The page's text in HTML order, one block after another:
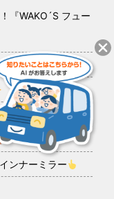
『WAKO´S フュー
コーティング
ンナーミラー